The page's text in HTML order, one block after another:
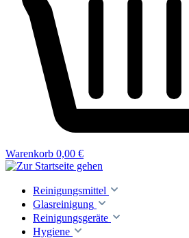
Warenkorb 0,00 €
Reinigungsmittel
Glasreinigung
Reinigungsgeräte
Hygiene